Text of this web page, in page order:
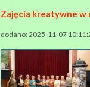
Zajęcia kreatywne w
dodano: 2025-11-07